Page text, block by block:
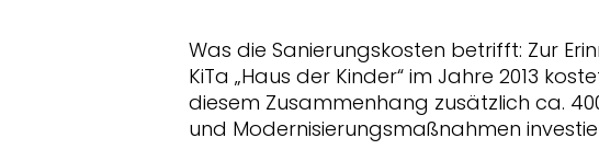
Was die Sanierungskosten betrifft: Zur
KiTa „Haus der Kinder“ im Jahre 2013
diesem Zusammenhang zusätzlich ca.
und Modernisierungsmaßnahmen